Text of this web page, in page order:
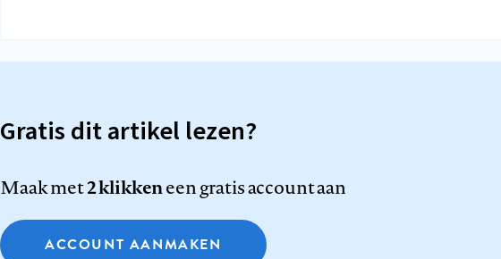
Gratis dit artikel lezen?
Maak met2 klikkeneen gratis account aan
ACCOUNT AANMAKEN